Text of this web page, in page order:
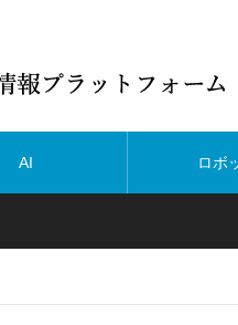
AI ロボ